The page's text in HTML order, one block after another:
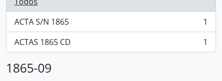
ACTA S/N 1865
, 1 resultados
1
ACTAS 1865 CD
, 1 resultados 1
1865-09